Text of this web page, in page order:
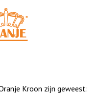
Kroon zijn geweest: